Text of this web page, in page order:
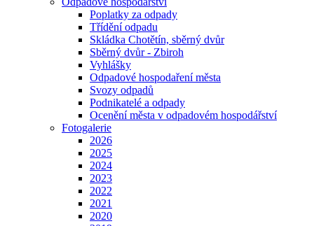
Poplatky za odpady
Třídění odpadu
Skládka Chotětín, sběrný dvůr
Sběrný dvůr - Zbiroh
Vyhlášky
Odpadové hospodaření města
Svozy odpadů
Podnikatelé a odpady
Ocenění města v odpadovém hospodářství
Fotogalerie
2026
2025
2024
2023
2022
2021
2020